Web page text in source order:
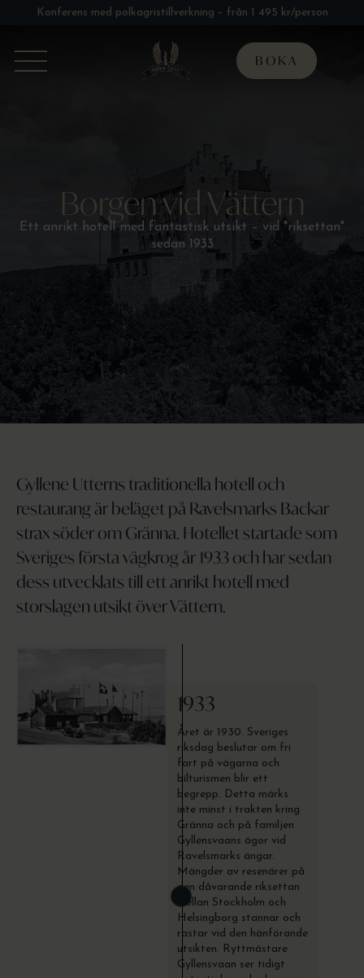
Konferens med polkagristillverkning – från 1 495 kr/person
BOKA
Borgen vid Vättern
Ett anrikt hotell med fantastisk utsikt – vid "riksettan"
sedan 1933
Gyllene Utterns traditionella hotell och
restaurang är beläget på Ravelsmarks Backar
strax söder om Gränna. Hotellet startade som
Sveriges första vägkrog år 1933 och har sedan
dess utvecklats till ett anrikt hotell med
storslagen utsikt över Vättern.
1933
Året är 1930. Sveriges
riksdag beslutar om fri
fart på vägarna och
bilturismen blir ett
begrepp. Detta märks
inte minst i trakten kring
Gränna och på familjen
Gyllensvaans ägor vid
Ravelsmarks ängar.
Mängder av resenärer på
den dåvarande riksettan
mellan Stockholm och
Helsingborg stannar och
rastar vid den hänförande
utsikten. Ryttmästare
Gyllensvaan ser tidigt